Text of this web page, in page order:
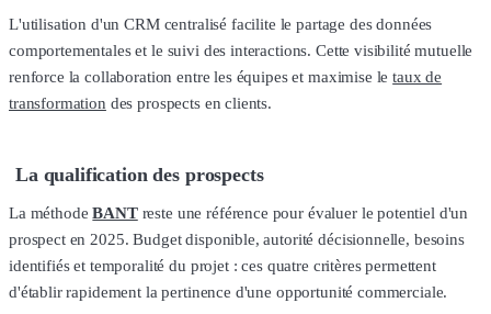
L'utilisation d'un CRM centralisé facilite le partage des données
comportementales et le suivi des interactions. Cette visibilité mutuelle
renforce la collaboration entre les équipes et maximise letaux de
transformation des prospects en clients.
La qualification des prospects
La méthodeBANTreste une référence pour évaluer le potentiel d'un
prospect en 2025. Budget disponible, autorité décisionnelle, besoins
identifiés et temporalité du projet : ces quatre critères permettent
d'établir rapidement la pertinence d'une opportunité commerciale.